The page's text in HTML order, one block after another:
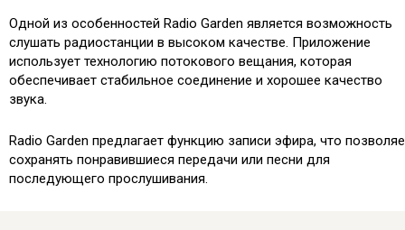
Одной из особенностей Radio Garden является возможность
слушать радиостанции в высоком качестве. Приложение
использует технологию потокового вещания, которая
обеспечивает стабильное соединение и хорошее качество
звука.
Radio Garden предлагает функцию записи эфира, что
сохранять понравившиеся передачи или песни для
последующего прослушивания.